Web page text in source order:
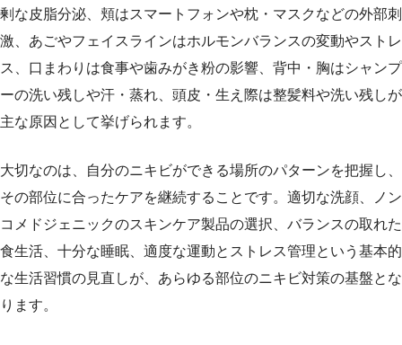
剰な皮脂分泌、頬はスマートフォンや枕・マスクなどの外部刺
激、あごやフェイスラインはホルモンバランスの変動やストレ
ス、口まわりは食事や歯みがき粉の影響、背中・胸はシャンプ
ーの洗い残しや汗・蒸れ、頭皮・生え際は整髪料や洗い残しが
主な原因として挙げられます。
大切なのは、自分のニキビができる場所のパターンを把握し、
その部位に合ったケアを継続することです。適切な洗顔、ノン
コメドジェニックのスキンケア製品の選択、バランスの取れた
食生活、十分な睡眠、適度な運動とストレス管理という基本的
な生活習慣の見直しが、あらゆる部位のニキビ対策の基盤とな
ります。